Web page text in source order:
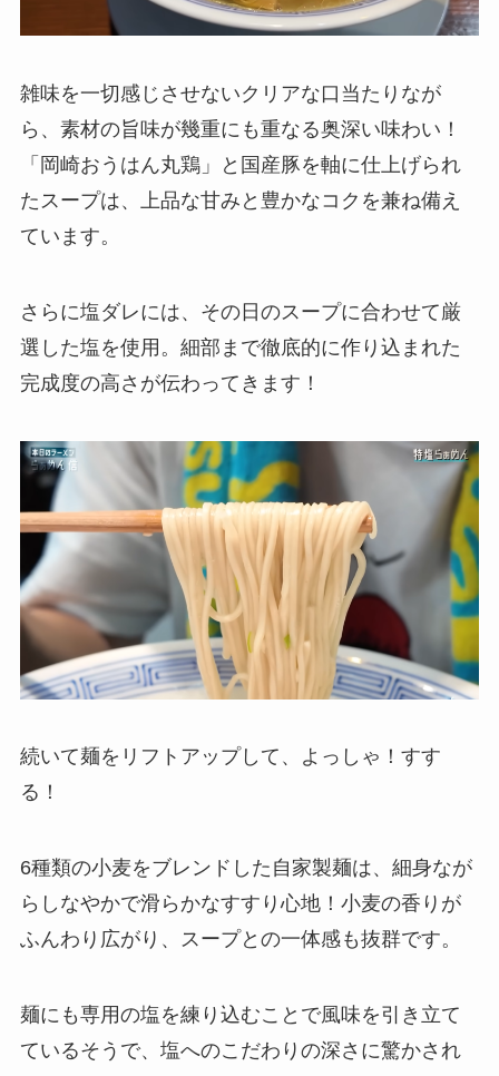
雑味を一切感じさせないクリアな口当たりなが
ら、素材の旨味が幾重にも重なる奥深い味わい！
「岡崎おうはん丸鶏」と国産豚を軸に仕上げられ
たスープは、上品な甘みと豊かなコクを兼ね備え
ています。
さらに塩ダレには、その日のスープに合わせて厳
選した塩を使用。細部まで徹底的に作り込まれた
完成度の高さが伝わってきます！
続いて麺をリフトアップして、よっしゃ！すす
る！
6種類の小麦をブレンドした自家製麺は、細身なが
らしなやかで滑らかなすすり心地！小麦の香りが
ふんわり広がり、スープとの一体感も抜群です。
麺にも専用の塩を練り込むことで風味を引き立て
ているそうで、塩へのこだわりの深さに驚かされ